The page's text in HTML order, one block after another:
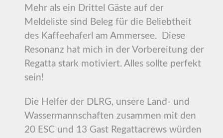
Mehr als ein Drittel Gäste auf der
Meldeliste sind Beleg für die Beliebtheit
des Kaffeehaferl am Ammersee. Diese
Resonanz hat mich in der Vorbereitung der
Regatta stark motiviert. Alles sollte perfekt
sein!
Die Helfer der DLRG, unsere Land- und
Wassermannschaften zusammen mit den
20 ESC und 13 Gast Regattacrews würden